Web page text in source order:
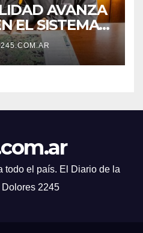
AVANZA
EL SISTEMA
todo el país. El Diario de la
2245